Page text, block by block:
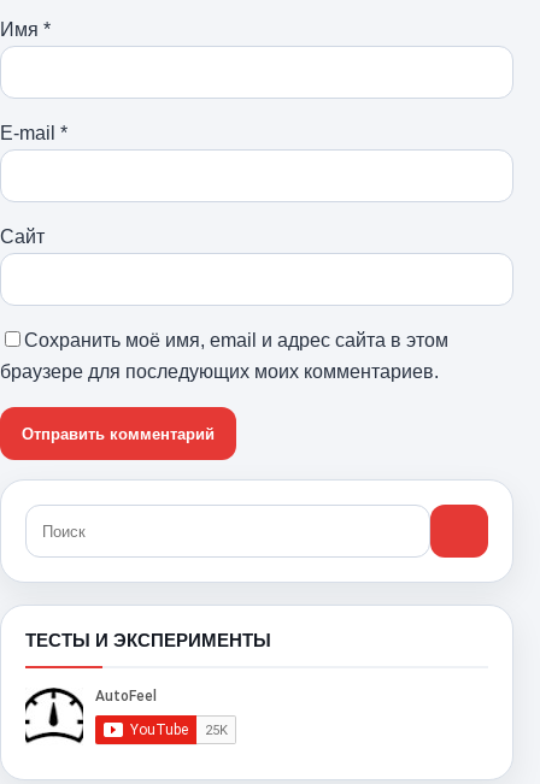
Имя *
E-mail *
Сайт
Сохранить моё имя, email и адрес сайта в этом
браузере для последующих моих комментариев.
ТЕСТЫ И ЭКСПЕРИМЕНТЫ